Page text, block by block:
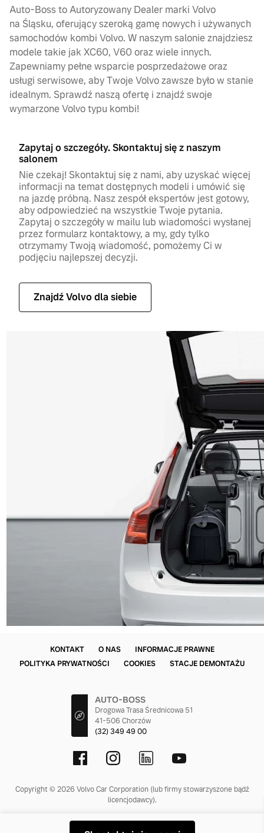
Auto-Boss to Autoryzowany Dealer marki Volvo
na Śląsku, oferujący szeroką gamę nowych i używanych
samochodów kombi Volvo. W naszym salonie znajdziesz
modele takie jak XC60, V60 oraz wiele innych.
Zapewniamy pełne wsparcie posprzedażowe oraz
usługi serwisowe, aby Twoje Volvo zawsze było w stanie
idealnym. Sprawdź naszą ofertę i znajdź swoje
wymarzone Volvo typu kombi!
Zapytaj o szczegóły. Skontaktuj się z naszym
salonem
Nie czekaj! Skontaktuj się z nami, aby uzyskać więcej
informacji na temat dostępnych modeli i umówić się
na jazdę próbną. Nasz zespół ekspertów jest gotowy,
aby odpowiedzieć na wszystkie Twoje pytania.
Zapytaj o szczegóły w mailu lub wiadomości wysłanej
przez formularz kontaktowy, a my, gdy tylko
otrzymamy Twoją wiadomość, pomożemy Ci w
podjęciu najlepszej decyzji.
Znajdź Volvo dla siebie
KONTAKT O NAS
INFORMACJE PRAWNE
POLITYKA PRYWATNOŚCI
COOKIES STACJE DEMONTAŻU
AUTO-BOSS
Drogowa Trasa Średnicowa 51
41-506 Chorzów
(32) 349 49 00
Copyright © 2026 Volvo Car Corporation (lub firmy stowarzyszone bądź
licencjodawcy).